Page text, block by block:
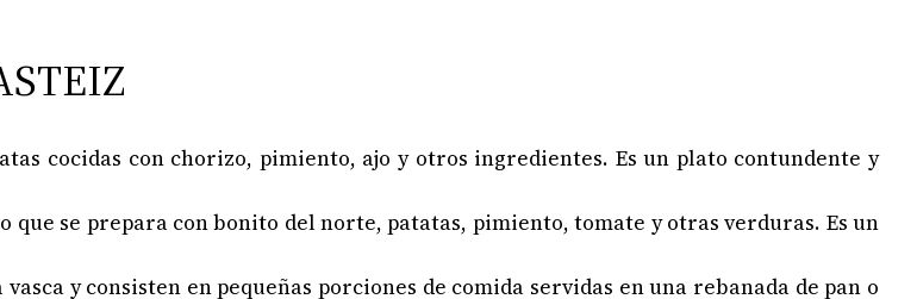
cocidas con chorizo, pimiento, ajo y otros ingredientes. Es un plato contundente y
que se prepara con bonito del norte, patatas, pimiento, tomate y otras verduras. Es un
y consisten en pequeñas porciones de comida servidas en una rebanada de pan o